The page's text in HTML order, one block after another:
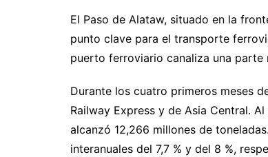
El Paso de Alataw, situado en la
punto clave para el transporte
puerto ferroviario canaliza una
Durante los cuatro primeros meses
Railway Express y de Asia Central.
alcanzó 12,266 millones de
interanuales del 7,7 % y del 8 %,